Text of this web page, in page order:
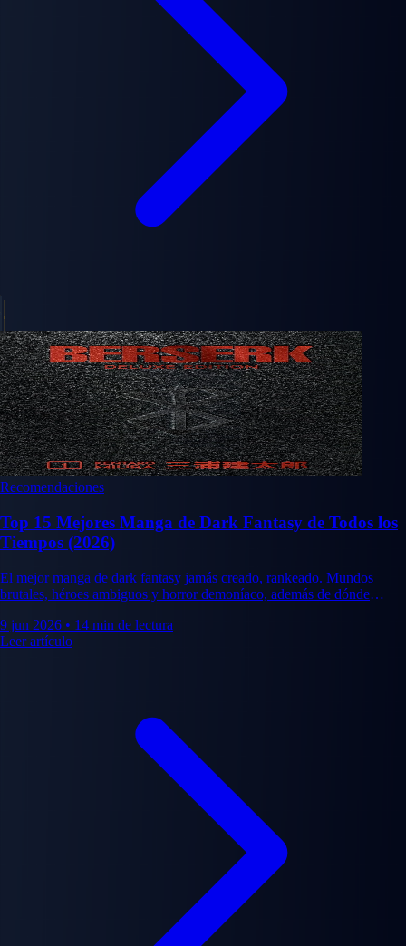
Recomendaciones
Top 15 Mejores Manga de Dark Fantasy de Todos los
Tiempos (2026)
El mejor manga de dark fantasy jamás creado, rankeado. Mundos
brutales, héroes ambiguos y horror demoníaco, además de dónde
9 jun 2026 • 14 min de lectura
Leer artículo